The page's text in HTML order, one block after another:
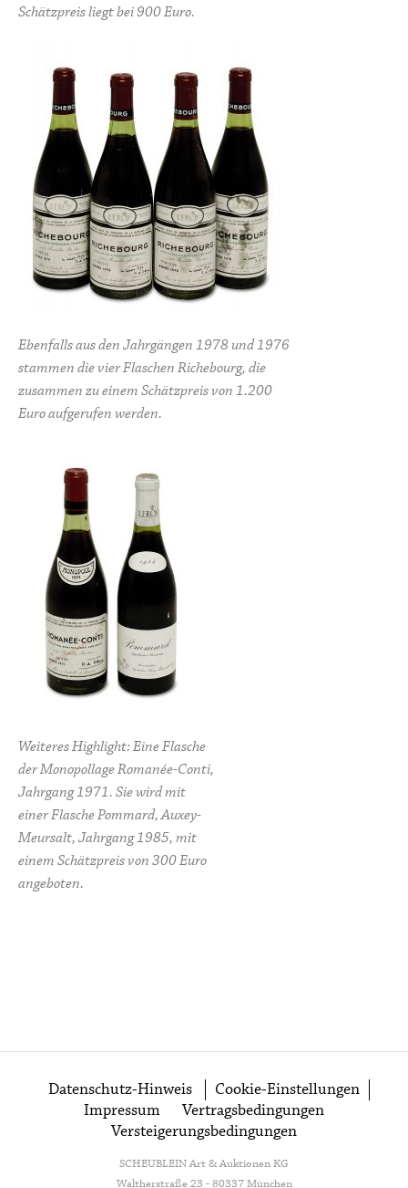
Schätzpreis liegt bei 900 Euro.
Ebenfalls aus den Jahrgängen 1978 und 1976
stammen die vier Flaschen Richebourg, die
zusammen zu einem Schätzpreis von 1.200
Euro aufgerufen werden.
Weiteres Highlight: Eine Flasche
der Monopollage Romanée-Conti,
Jahrgang 1971. Sie wird mit
einer Flasche Pommard, Auxey-
Meursalt, Jahrgang 1985, mit
einem Schätzpreis von 300 Euro
angeboten.
Datenschutz-Hinweis
Cookie-Einstellungen
Impressum
Vertragsbedingungen
Versteigerungsbedingungen
SCHEUBLEIN Art & Auktionen KG
Waltherstraße 23 - 80337 München